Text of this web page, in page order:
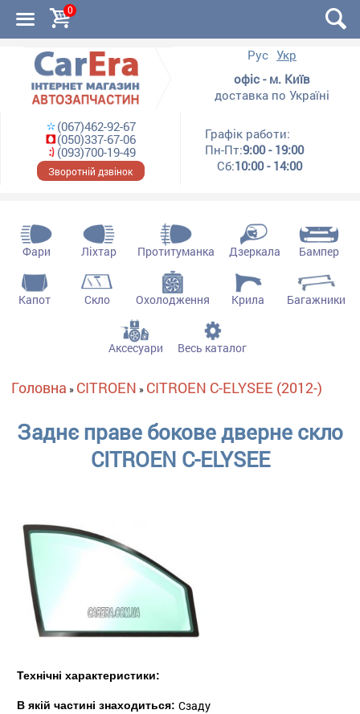
0
Рус Укр
офіс - м. Київ
доставка по Україні
(067)462-92-67
(050)337-67-06
(093)700-19-49
Зворотній дзвінок
Графік работи:
Пн-Пт:9:00 - 19:00
Сб:10:00 - 14:00
Фари Ліхтар Протитуманка Дзеркала Бампер
Капот Скло Охолодження Крила Багажники
Аксесуари Весь каталог
Ви є тут
Головна » CITROEN » CITROEN C-ELYSEE (2012-)
Заднє праве бокове дверне скло
CITROEN C-ELYSEE
Технічні характеристики:
В якій частині знаходиться: Сзаду